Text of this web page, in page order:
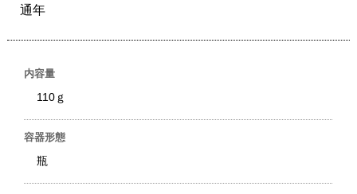
通年
内容量
110ｇ
容器形態
瓶